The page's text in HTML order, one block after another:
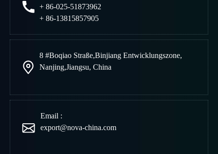
+ 86-025-51873962
+ 86-13815857905
8 #Boqiao Straße,Binjiang Entwicklungszone,
Nanjing,Jiangsu, China
Email :
export@nova-china.com